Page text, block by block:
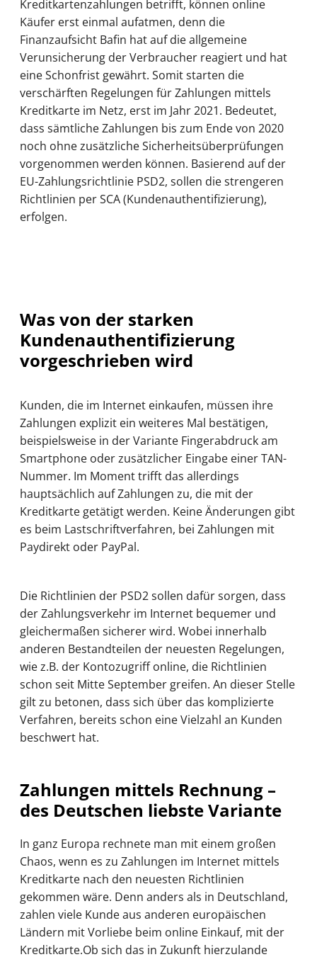
Kreditkartenzahlungen betrifft, können online
Käufer erst einmal aufatmen, denn die
Finanzaufsicht Bafin hat auf die allgemeine
Verunsicherung der Verbraucher reagiert und hat
eine Schonfrist gewährt. Somit starten die
verschärften Regelungen für Zahlungen mittels
Kreditkarte im Netz, erst im Jahr 2021. Bedeutet,
dass sämtliche Zahlungen bis zum Ende von 2020
noch ohne zusätzliche Sicherheitsüberprüfungen
vorgenommen werden können. Basierend auf der
EU-Zahlungsrichtlinie PSD2, sollen die strengeren
Richtlinien per SCA (Kundenauthentifizierung),
erfolgen.
Was von der starken
Kundenauthentifizierung
vorgeschrieben wird
Kunden, die im Internet einkaufen, müssen ihre
Zahlungen explizit ein weiteres Mal bestätigen,
beispielsweise in der Variante Fingerabdruck am
Smartphone oder zusätzlicher Eingabe einer TAN-
Nummer. Im Moment trifft das allerdings
hauptsächlich auf Zahlungen zu, die mit der
Kreditkarte getätigt werden. Keine Änderungen gibt
es beim Lastschriftverfahren, bei Zahlungen mit
Paydirekt oder PayPal.
Die Richtlinien der PSD2 sollen dafür sorgen, dass
der Zahlungsverkehr im Internet bequemer und
gleichermaßen sicherer wird. Wobei innerhalb
anderen Bestandteilen der neuesten Regelungen,
wie z.B. der Kontozugriff online, die Richtlinien
schon seit Mitte September greifen. An dieser Stelle
gilt zu betonen, dass sich über das komplizierte
Verfahren, bereits schon eine Vielzahl an Kunden
beschwert hat.
Zahlungen mittels Rechnung –
des Deutschen liebste Variante
In ganz Europa rechnete man mit einem großen
Chaos, wenn es zu Zahlungen im Internet mittels
Kreditkarte nach den neuesten Richtlinien
gekommen wäre. Denn anders als in Deutschland,
zahlen viele Kunde aus anderen europäischen
Ländern mit Vorliebe beim online Einkauf, mit der
Kreditkarte.Ob sich das in Zukunft hierzulande